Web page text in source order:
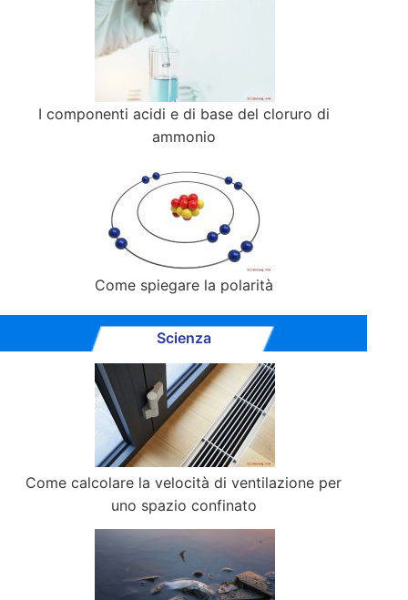
I componenti acidi e di base del cloruro di
ammonio
Come spiegare la polarità
Scienza
Come calcolare la velocità di ventilazione per
uno spazio confinato